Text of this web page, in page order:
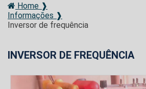
Home ❱
Informações ❱
Inversor de frequência
INVERSOR DE FREQUÊNCIA